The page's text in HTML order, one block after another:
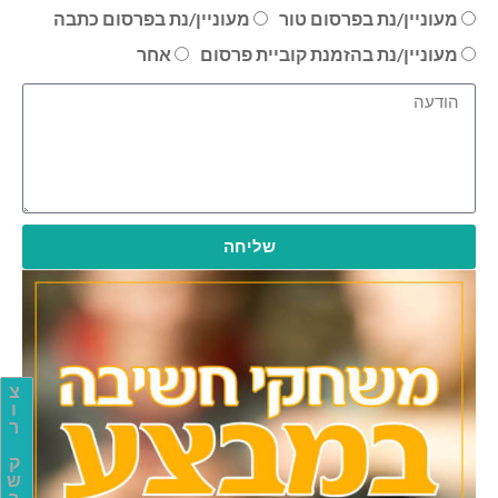
צ
ו
ר
ק
ש
מעוניין/נת בפרסום טור
מעוניין/נת בפרסום כתבה
מעוניין/נת בהזמנת קוביית פרסום
אחר
שליחה